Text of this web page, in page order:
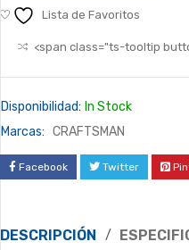
Lista de Favoritos
<span class="ts-tooltip
Disponibilidad: In Stock
Marcas: CRAFTSMAN
Facebook Twitter
DESCRIPCIÓN